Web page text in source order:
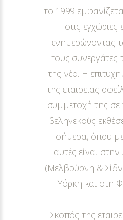
το 1999
στις εγχώριες
ενημερώνοντας
τους συνεργάτες
της νέο. Η
της εταιρείας
συμμετοχή της σε
βεληνεκούς
σήμερα, όπου
αυτές είναι
(Μελβούρνη &
Υόρκη και στη
Σκοπός της